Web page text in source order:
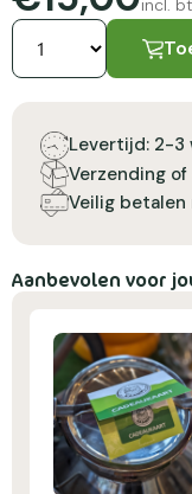
incl.
Levertijd: 2-3
Verzending
Veilig betalen
Aanbevolen voor